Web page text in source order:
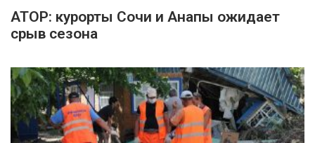
АТОР: курорты Сочи и Анапы ожидает
срыв сезона